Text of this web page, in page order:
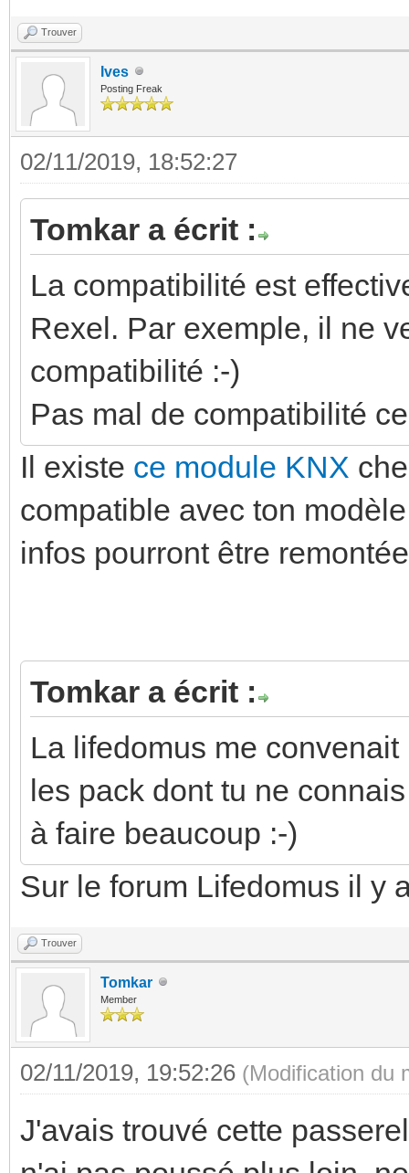
Trouver
Ives
Posting Freak
02/11/2019, 18:52:27
Tomkar a écrit :
La compatibilité est
Rexel. Par exemple, il ne
compatibilité :-)
Pas mal de compatibilité
Il existe ce module KNX
compatible avec ton
infos pourront être
Tomkar a écrit :
La lifedomus me
les pack dont tu ne
à faire beaucoup :-)
Sur le forum Lifedomus il y
Trouver
Tomkar
Member
02/11/2019, 19:52:26 (Modification du
J'avais trouvé cette